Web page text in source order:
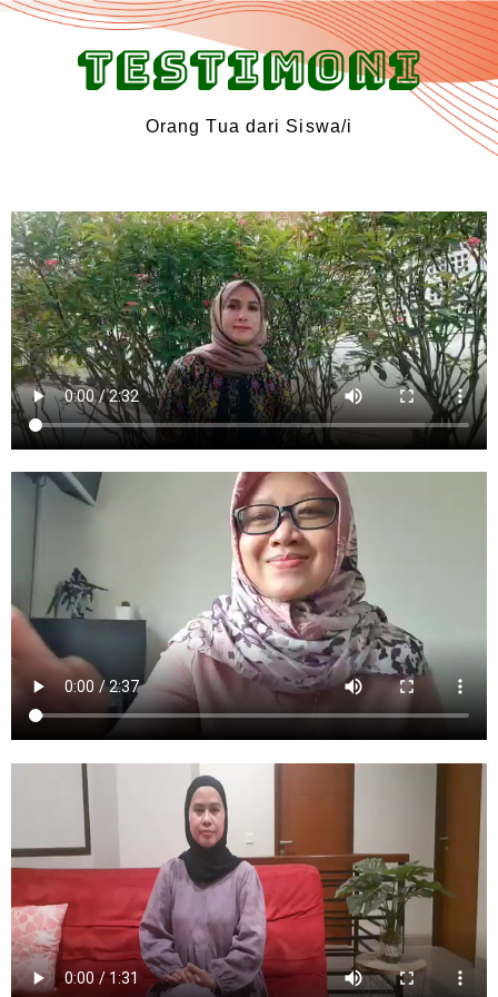
TESTIMONI
Orang Tua dari Siswa/i